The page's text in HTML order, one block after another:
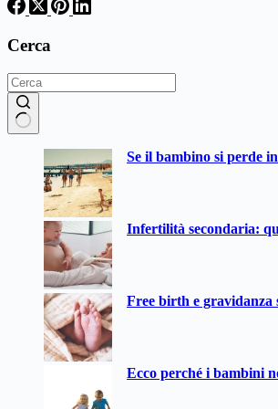
Cerca
Se il bambino si perde
Infertilità secondaria:
Free birth e gravidanza
Ecco perché i bambini